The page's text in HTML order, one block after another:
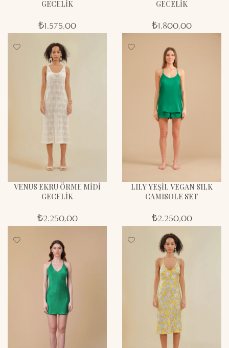
GECELİK
₺1.575,00
GECELİK
₺1.800,00
VENUS EKRU ÖRME MİDİ
GECELİK
₺2.250,00
LILY YEŞİL VEGAN SILK
CAMISOLE SET
₺2.250,00